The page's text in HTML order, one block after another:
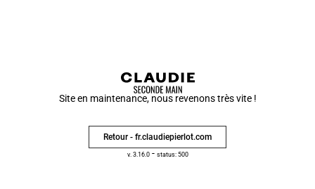
Site en maintenance, nous revenons très vite !
Retour - fr.claudiepierlot.com
v. 3.16.0- status: 500